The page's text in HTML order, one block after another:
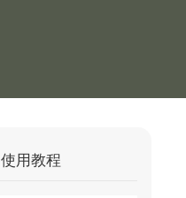
使用教程